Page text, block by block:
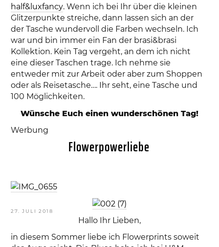
half&luxfancy. Wenn ich bei Ihr über die kleinen
Glitzerpunkte streiche, dann lassen sich an der
der Tasche wundervoll die Farben wechseln. Ich
war und bin immer ein Fan der brasi&brasi
Kollektion. Kein Tag vergeht, an dem ich nicht
eine dieser Taschen trage. Ich nehme sie
entweder mit zur Arbeit oder aber zum Shoppen
oder als Reisetasche…. Ihr seht, eine Tasche und
100 Möglichkeiten.
Wünsche Euch einen wunderschönen Tag!
Werbung
VERÖFFENTLICHT
27. JULI 2018
Flowerpowerliebe
Hallo Ihr Lieben,
in diesem Sommer liebe ich Flowerprints soweit